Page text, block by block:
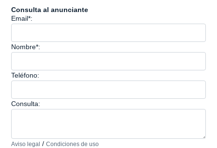
Consulta al anunciante
Email*:
Nombre*:
Teléfono:
Consulta:
Aviso legal / Condiciones de uso